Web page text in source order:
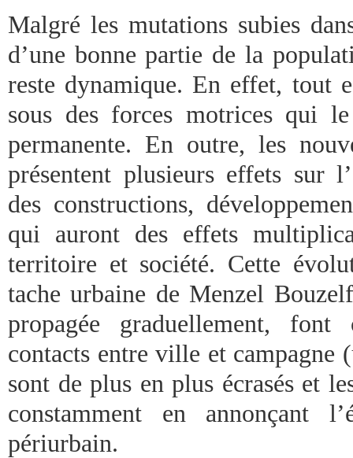
Malgré les mutations subies
d’une bonne partie de la
reste dynamique. En effet, tout
sous des forces motrices qui
permanente. En outre, les
présentent plusieurs effets sur
des constructions,
qui auront des effets
territoire et société. Cette
tache urbaine de Menzel
propagée graduellement, font
contacts entre ville et
sont de plus en plus écrasés et
constamment en annonçant
périurbain.